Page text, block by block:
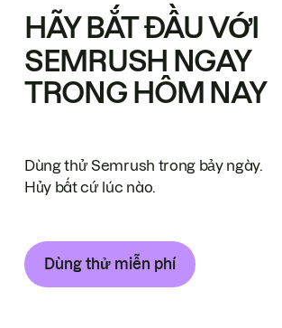
HÃY BẮT ĐẦU VỚI
SEMRUSH NGAY
TRONG HÔM NAY
Dùng thử Semrush trong bảy ngày.
Hủy bất cứ lúc nào.
Dùng thử miễn phí